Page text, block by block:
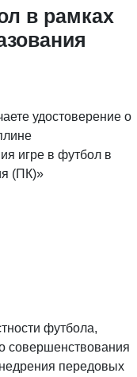
в рамках
удостоверение о
игре в футбол в
(ПК)»
футбола,
совершенствования
передовых